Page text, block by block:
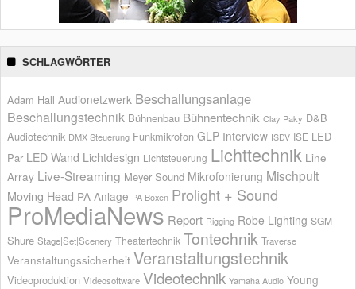
SCHLAGWÖRTER
Adam Hall Audionetzwerk Beschallungsanlage
Beschallungstechnik Bühnenbau Bühnentechnik Clay Paky D&B
Audiotechnik DMX Steuerung Funkmikrofon GLP Interview ISDV ISE LED
Par LED Wand Lichtdesign Lichtsteuerung Lichttechnik Line
Array Live-Streaming Meyer Sound Mikrofonierung Mischpult
Moving Head PA Anlage PA Boxen Prolight + Sound
ProMediaNews Report Rigging Robe Lighting SGM
Shure Stage|Set|Scenery Theatertechnik Tontechnik Traverse
Veranstaltungssicherheit Veranstaltungstechnik
Videoproduktion Videosoftware Videotechnik Yamaha Audio Young